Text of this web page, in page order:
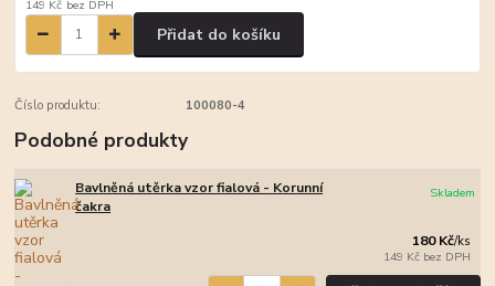
149 Kč bez DPH
Přidat do košíku
Číslo produktu: 100080-4
Podobné produkty
Bavlněná utěrka vzor fialová - Korunní
čakra
180 Kč/ks
149 Kč bez DPH
Skladem